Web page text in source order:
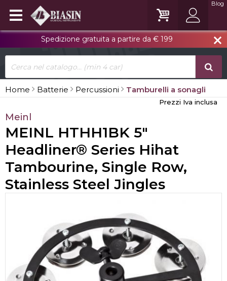
close
Spedizione gratuita a partire da € 199
Blog
Home Batterie Percussioni Tamburelli a sonagli
Prezzi Iva inclusa
Meinl
MEINL HTHH1BK 5"
Headliner® Series Hihat
Tambourine, Single Row,
Stainless Steel Jingles